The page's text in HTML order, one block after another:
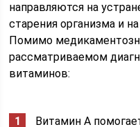
направляются на
старения организма и
Помимо
рассматриваемом
витаминов:
Витамин А